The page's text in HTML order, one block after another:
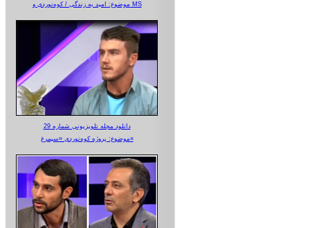
موضوع: امید به زندگی / کوه‌نوردی و MS
دانلود مجله تلویزیونی شماره 29
موضوع: پروژه کوه‌نوردی «سیمرغ»